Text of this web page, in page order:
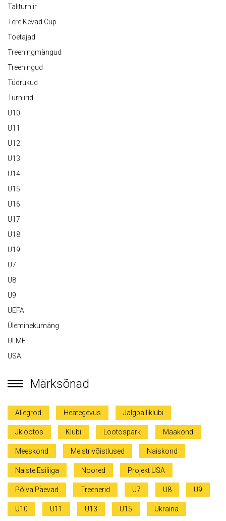
Taliturniir
Tere Kevad Cup
Toetajad
Treeningmängud
Treeningud
Tüdrukud
Turniirid
U10
U11
U12
U13
U14
U15
U16
U17
U18
U19
U7
U8
U9
UEFA
Üleminekumäng
ULME
USA
Märksõnad
Allegrod Heategevus Jalgpalliklubi
Jklootos Klubi Lootospark Maakond
Meeskond Meistrivõistlused Naiskond
Naiste Esiliiga Noored Projekt USA
Põlva Päevad Treenerid U7 U8 U9
U10 U11 U13 U15 Ukraina